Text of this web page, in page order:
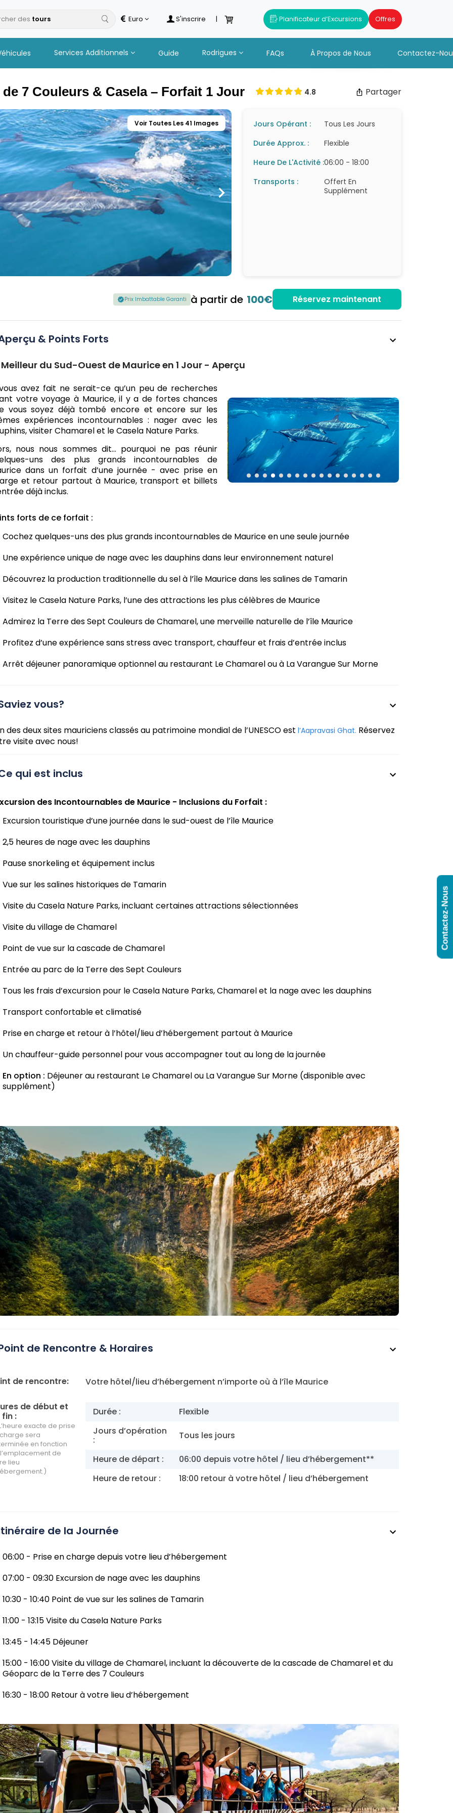
des Euro S'inscrire | Planificateur d’Excursions Offres
Services Additionnels Guide Rodrigues FAQs À Propos de Nous Contactez-
7 Couleurs & Casela – Forfait 1 Jour 4.8 Partager
Voir Toutes Les 41 Images Jours Opérant :
Tous Les Jours
Durée Approx. :
Flexible
Heure De L'Activité :06:00 - 18:00
Transports :
Offert En
Supplément
Prix Imbattable Garanti à partir de 100€ Réservez maintenant
& Points Forts
Meilleur du Sud-Ouest de Maurice en 1 Jour - Aperçu
avez fait ne serait-ce qu’un peu de recherches
votre voyage à Maurice, il y a de fortes chances
vous soyez déjà tombé encore et encore sur les
expériences incontournables : nager avec les
visiter Chamarel et le Casela Nature Parks.
nous nous sommes dit… pourquoi ne pas réunir
uns des plus grands incontournables de
dans un forfait d’une journée - avec prise en
et retour partout à Maurice, transport et billets
déjà inclus.
forts de ce forfait :
Cochez quelques-uns des plus grands incontournables de Maurice en une seule journée
Une expérience unique de nage avec les dauphins dans leur environnement naturel
Découvrez la production traditionnelle du sel à l’île Maurice dans les salines de Tamarin
Visitez le Casela Nature Parks, l’une des attractions les plus célèbres de Maurice
Admirez la Terre des Sept Couleurs de Chamarel, une merveille naturelle de l’île Maurice
Profitez d’une expérience sans stress avec transport, chauffeur et frais d’entrée inclus
Arrêt déjeuner panoramique optionnel au restaurant Le Chamarel ou à La Varangue Sur Morne
vous?
des deux sites mauriciens classés au patrimoine mondial de l’UNESCO est l’Aapravasi Ghat. Réservez
visite avec nous!
qui est inclus
des Incontournables de Maurice - Inclusions du Forfait :
Excursion touristique d’une journée dans le sud-ouest de l’île Maurice
2,5 heures de nage avec les dauphins
Pause snorkeling et équipement inclus
Vue sur les salines historiques de Tamarin
Visite du Casela Nature Parks, incluant certaines attractions sélectionnées
Visite du village de Chamarel
Point de vue sur la cascade de Chamarel
Entrée au parc de la Terre des Sept Couleurs
Tous les frais d’excursion pour le Casela Nature Parks, Chamarel et la nage avec les dauphins
Transport confortable et climatisé
Prise en charge et retour à l’hôtel/lieu d’hébergement partout à Maurice
Un chauffeur-guide personnel pour vous accompagner tout au long de la journée
En option : Déjeuner au restaurant Le Chamarel ou La Varangue Sur Morne (disponible avec
supplément)
de Rencontre & Horaires
de rencontre: Votre hôtel/lieu d’hébergement n’importe où à l’île Maurice
de début et
fin :
exacte de prise
sera
en fonction
de
lieu
Durée :
Flexible
Jours d’opération
: Tous les jours
Heure de départ :
06:00 depuis votre hôtel / lieu d’hébergement**
Heure de retour :
18:00 retour à votre hôtel / lieu d’hébergement
de la Journée
06:00 - Prise en charge depuis votre lieu d’hébergement
07:00 - 09:30 Excursion de nage avec les dauphins
10:30 - 10:40 Point de vue sur les salines de Tamarin
11:00 - 13:15 Visite du Casela Nature Parks
13:45 - 14:45 Déjeuner
15:00 - 16:00 Visite du village de Chamarel, incluant la découverte de la cascade de Chamarel et du
Géoparc de la Terre des 7 Couleurs
16:30 - 18:00 Retour à votre lieu d’hébergement
Contactez-Nous